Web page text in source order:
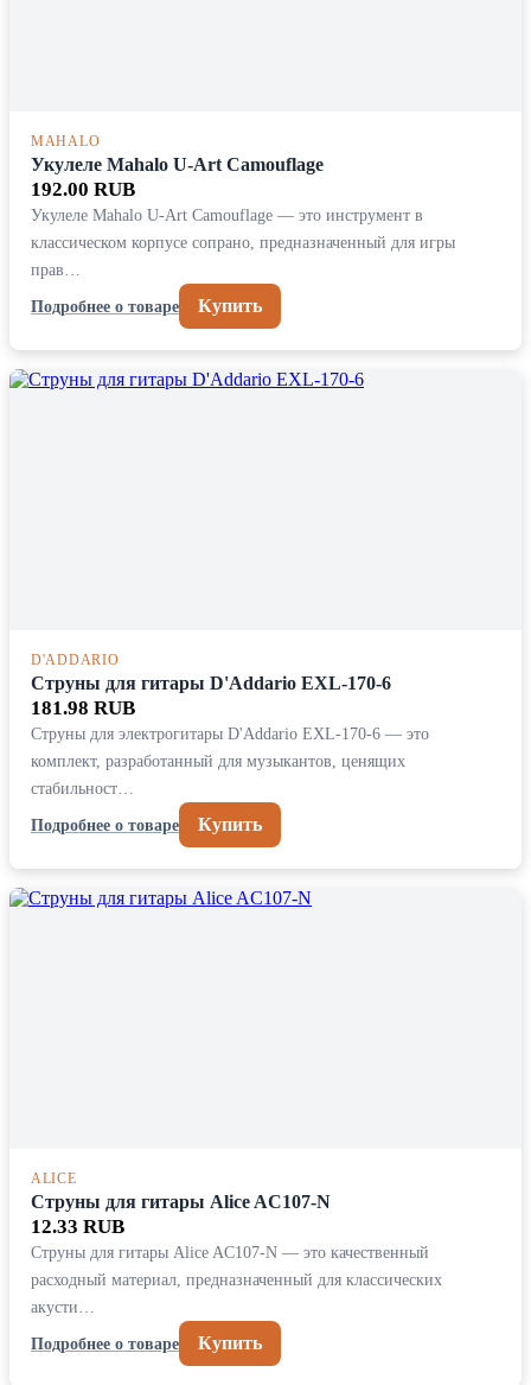
MAHALO
Укулеле Mahalo U-Art Сamouflage
192.00 RUB
Укулеле Mahalo U-Art Camouflage — это инструмент в
классическом корпусе сопрано, предназначенный для игры
прав…
Подробнее о товаре
Купить
D'ADDARIO
Струны для гитары D'Addario EXL-170-6
181.98 RUB
Струны для электрогитары D'Addario EXL-170-6 — это
комплект, разработанный для музыкантов, ценящих
стабильност…
Подробнее о товаре
Купить
ALICE
Струны для гитары Alice AC107-N
12.33 RUB
Струны для гитары Alice AC107-N — это качественный
расходный материал, предназначенный для классических
акусти…
Подробнее о товаре
Купить